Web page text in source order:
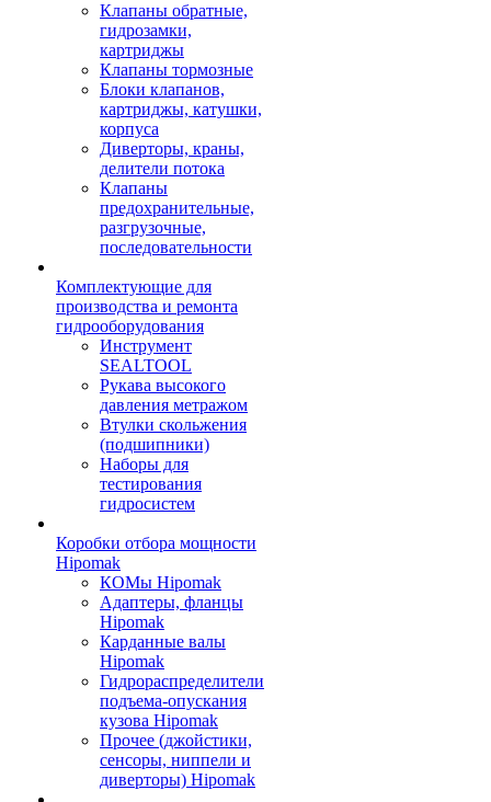
Клапаны обратные,
гидрозамки,
картриджы
Клапаны тормозные
Блоки клапанов,
картриджы, катушки,
корпуса
Диверторы, краны,
делители потока
Клапаны
предохранительные,
разгрузочные,
последовательности
Комплектующие для
производства и ремонта
гидрооборудования
Инструмент
SEALTOOL
Рукава высокого
давления метражом
Втулки скольжения
(подшипники)
Наборы для
тестирования
гидросистем
Коробки отбора мощности
Hipomak
КОМы Hipomak
Адаптеры, фланцы
Hipomak
Карданные валы
Hipomak
Гидрораспределители
подъема-опускания
кузова Hipomak
Прочее (джойстики,
сенсоры, ниппели и
диверторы) Hipomak